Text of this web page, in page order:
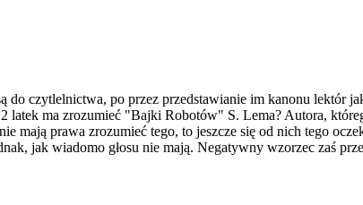
czytlelnictwa, po przez przedstawianie im kanonu lektór
ma zrozumieć "Bajki Robotów" S. Lema? Autora,
mają prawa zrozumieć tego, to jeszcze się od nich tego
jak wiadomo głosu nie mają. Negatywny wzorzec zaś